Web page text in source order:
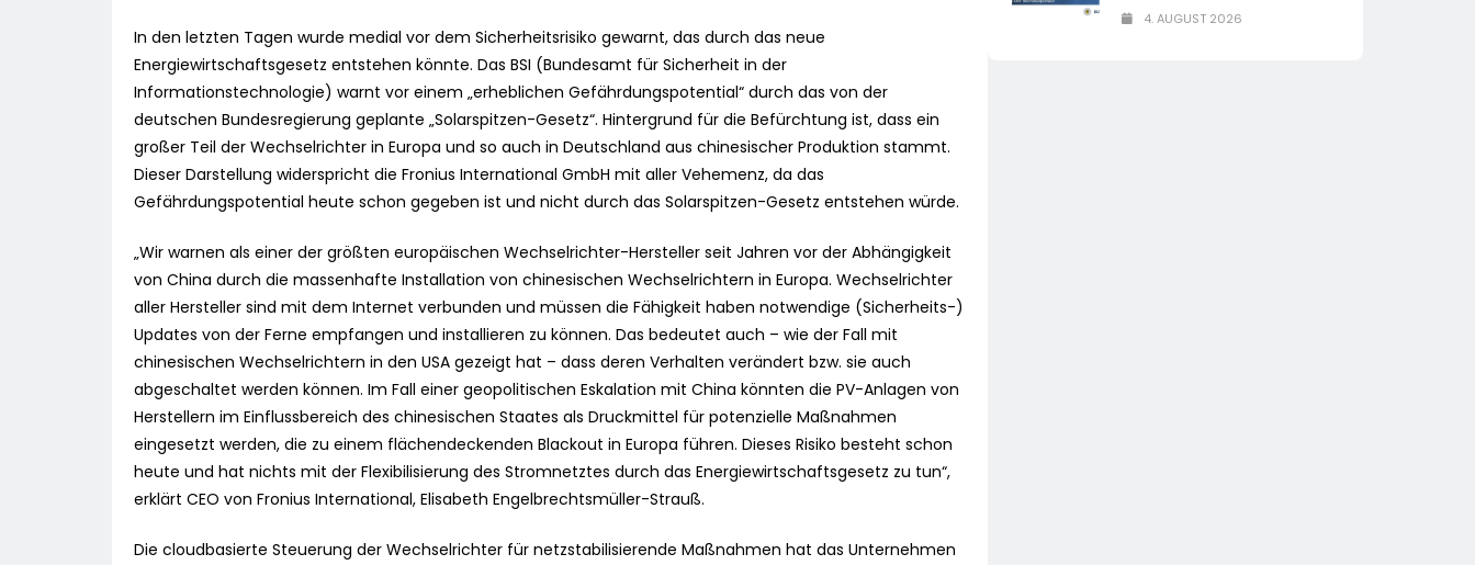
In den letzten Tagen wurde medial vor dem Sicherheitsrisiko gewarnt, das durch das neue
Energiewirtschaftsgesetz entstehen könnte. Das BSI (Bundesamt für Sicherheit in der
Informationstechnologie) warnt vor einem „erheblichen Gefährdungspotential“ durch das von der
deutschen Bundesregierung geplante „Solarspitzen-Gesetz“. Hintergrund für die Befürchtung ist, dass ein
großer Teil der Wechselrichter in Europa und so auch in Deutschland aus chinesischer Produktion stammt.
Dieser Darstellung widerspricht die Fronius International GmbH mit aller Vehemenz, da das
Gefährdungspotential heute schon gegeben ist und nicht durch das Solarspitzen-Gesetz entstehen würde.
„Wir warnen als einer der größten europäischen Wechselrichter-Hersteller seit Jahren vor der Abhängigkeit
von China durch die massenhafte Installation von chinesischen Wechselrichtern in Europa. Wechselrichter
aller Hersteller sind mit dem Internet verbunden und müssen die Fähigkeit haben notwendige (Sicherheits-)
Updates von der Ferne empfangen und installieren zu können. Das bedeutet auch – wie der Fall mit
chinesischen Wechselrichtern in den USA gezeigt hat – dass deren Verhalten verändert bzw. sie auch
abgeschaltet werden können. Im Fall einer geopolitischen Eskalation mit China könnten die PV-Anlagen von
Herstellern im Einflussbereich des chinesischen Staates als Druckmittel für potenzielle Maßnahmen
eingesetzt werden, die zu einem flächendeckenden Blackout in Europa führen. Dieses Risiko besteht schon
heute und hat nichts mit der Flexibilisierung des Stromnetztes durch das Energiewirtschaftsgesetz zu tun“,
erklärt CEO von Fronius International, Elisabeth Engelbrechtsmüller-Strauß.
Die cloudbasierte Steuerung der Wechselrichter für netzstabilisierende Maßnahmen hat das Unternehmen
4. AUGUST 2026